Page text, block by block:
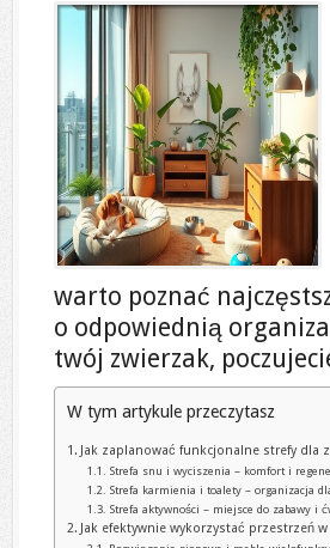
warto poznać
o odpowiednią
twój zwierzak,
W tym artykule przeczytasz
Jak zaplanować funkcjonalne strefy dla
Strefa snu i wyciszenia – komfort i
Strefa karmienia i toalety – organizacja
Strefa aktywności – miejsce do zabawy i
Jak efektywnie wykorzystać przestrzeń w